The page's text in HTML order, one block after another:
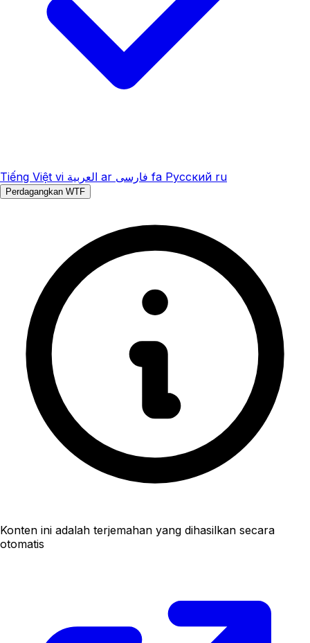
Tiếng Việt vi العربية ar فارسی fa Русский ru
Perdagangkan WTF
Konten ini adalah terjemahan yang dihasilkan secara
otomatis